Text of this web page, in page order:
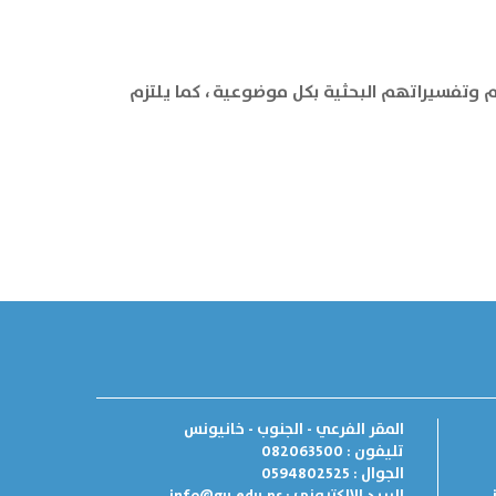
وتفسيراتهم البحثية بكل موضوعية ، كما يلتزم
المقر الفرعي - الجنوب - خانيونس
تليفون : 082063500
الجوال : 0594802525